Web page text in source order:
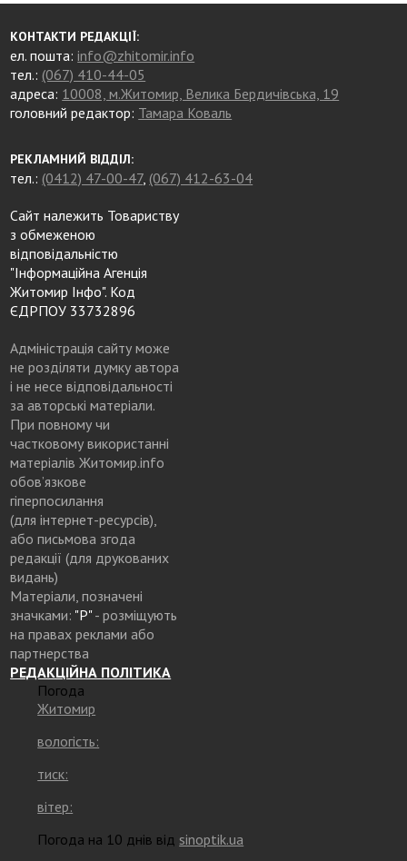
КОНТАКТИ РЕДАКЦІЇ:
ел. пошта:info@zhitomir.info
тел.: (067) 410-44-05
адреса: 10008, м.Житомир, Велика Бердичівська, 19
головний редактор: Тамара Коваль
РЕКЛАМНИЙ ВІДДІЛ:
тел.: (0412) 47-00-47, (067) 412-63-04
Сайт належить Товариству
з обмеженою
відповідальністю
"Інформаційна Агенція
Житомир Інфо". Код
ЄДРПОУ 33732896
Адміністрація сайту може
не розділяти думку автора
і не несе відповідальності
за авторські матеріали.
При повному чи
частковому використанні
матеріалів Житомир.info
обов’язкове
гіперпосилання
(для інтернет-ресурсів),
або письмова згода
редакції (для друкованих
видань)
Матеріали, позначені
значками: "Р"- розміщують
на правах реклами або
партнерства
РЕДАКЦІЙНА ПОЛІТИКА
Погода
Житомир
вологість:
тиск:
вітер:
Погода на 10 днів від sinoptik.ua